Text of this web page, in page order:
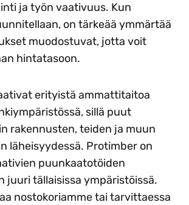
ja työn vaativuus. Kun
on tärkeää ymmärtää
muodostuvat, jotta voit
hintatasoon.
erityistä ammattitaitoa
sillä puut
rakennusten, teiden ja muun
läheisyydessä. Protimber on
puunkaatotöiden
juuri tällaisissa ympäristöissä.
nostokoriamme tai tarvittaessa